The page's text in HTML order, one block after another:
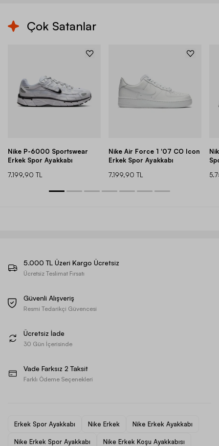
Çok Satanlar
Nike P-6000 Sportswear
Erkek Spor Ayakkabı
7.199,90 TL
Nike Air Force 1 '07 CO Icon
Erkek Spor Ayakkabı
7.199,90 TL
5.000 TL Üzeri Kargo Ücretsiz
Ücretsiz Teslimat Fırsatı
Güvenli Alışveriş
Resmi Tedarikçi Güvencesi
Ücretsiz İade
30 Gün İçerisinde
Vade Farksız 2 Taksit
Farklı Ödeme Seçenekleri
Erkek Spor Ayakkabı Nike Erkek Nike Erkek Ayakkabı
Nike Erkek Spor Ayakkabı Nike Erkek Koşu Ayakkabısı